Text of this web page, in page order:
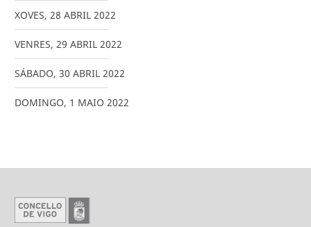
XOVES, 28 ABRIL 2022
VENRES, 29 ABRIL 2022
SÁBADO, 30 ABRIL 2022
DOMINGO, 1 MAIO 2022